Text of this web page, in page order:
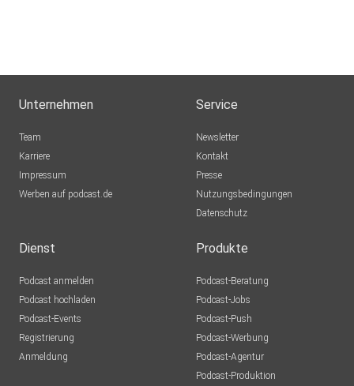
Unternehmen
Team
Karriere
Impressum
Werben auf podcast.de
Service
Newsletter
Kontakt
Presse
Nutzungsbedingungen
Datenschutz
Dienst
Podcast anmelden
Podcast hochladen
Podcast-Events
Registrierung
Anmeldung
Produkte
Podcast-Beratung
Podcast-Jobs
Podcast-Push
Podcast-Werbung
Podcast-Agentur
Podcast-Produktion